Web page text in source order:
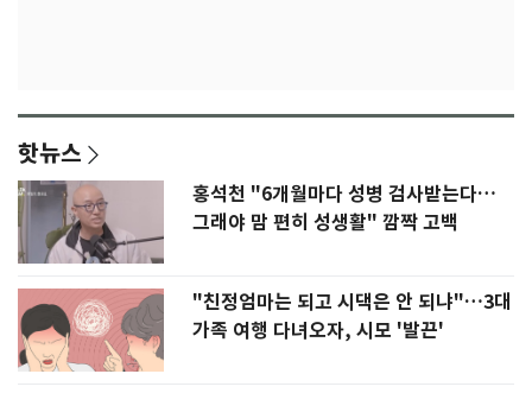
핫뉴스
홍석천 "6개월마다 성병 검사받는다…
그래야 맘 편히 성생활" 깜짝 고백
"친정엄마는 되고 시댁은 안 되냐"…3대
가족 여행 다녀오자, 시모 '발끈'